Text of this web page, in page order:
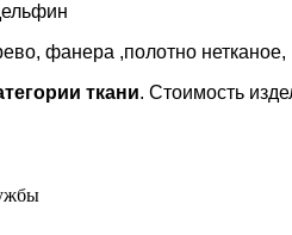
фанера ,полотно
ткани. Стоимость